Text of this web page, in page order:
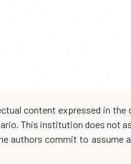
content expressed in
This institution does not
authors commit to